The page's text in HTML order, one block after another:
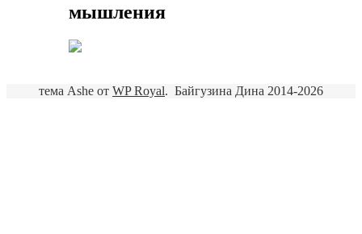
мышления
Байгузина Дина 2014-2026
тема Ashe от WP Royal.